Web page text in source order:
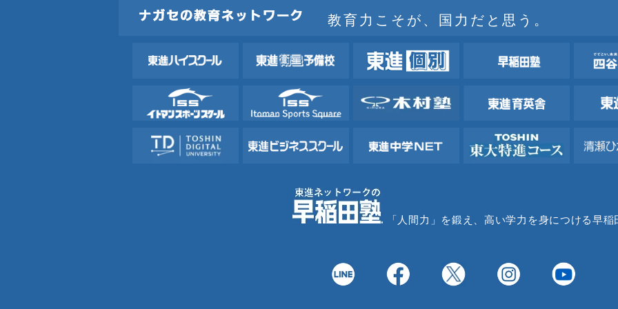
教育力こそが、国力だと思う。
「人間力」を鍛え、高い学力を身につける早稲